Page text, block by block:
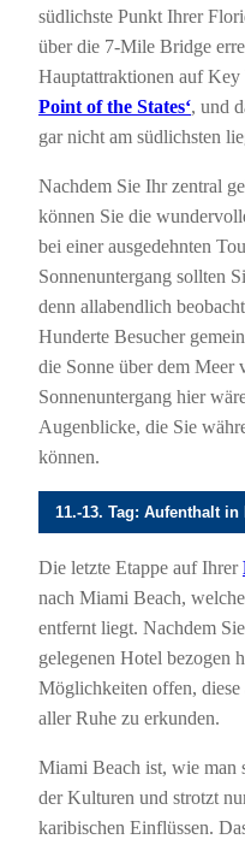
südlichste Punkt Ihrer
über die 7-Mile Bridge
Hauptattraktionen auf Key
Point of the States‘, und
gar nicht am südlichsten
Nachdem Sie Ihr zentral
können Sie die
bei einer ausgedehnten
Sonnenuntergang sollten
denn allabendlich
Hunderte Besucher
die Sonne über dem Meer
Sonnenuntergang hier
Augenblicke, die Sie
können.
11.-13. Tag: Aufenthalt
Die letzte Etappe auf Ihrer
nach Miami Beach,
entfernt liegt. Nachdem
gelegenen Hotel bezogen
Möglichkeiten offen,
aller Ruhe zu erkunden.
Miami Beach ist, wie man
der Kulturen und strotzt
karibischen Einflüssen.